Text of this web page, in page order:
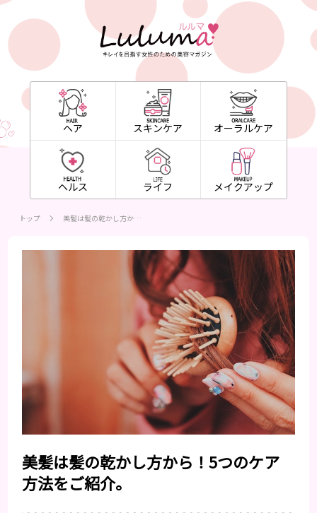
ヘア スキンケア オーラルケア
ヘルス ライフ メイクアップ
トップ 美髪は髪の乾かし方か…
美髪は髪の乾かし方から！5つのケア
方法をご紹介。